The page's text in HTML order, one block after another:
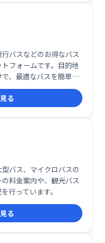
バスなどのお得なバス
フォームです。目的地
、最適なバスを簡単に
る
バス、マイクロバスの
料金案内や、観光バス
行っています。
る